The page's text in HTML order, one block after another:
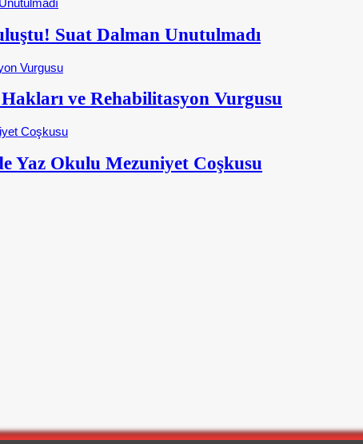
Suat Dalman Unutulmadı
ve Rehabilitasyon Vurgusu
Yaz Okulu Mezuniyet Coşkusu